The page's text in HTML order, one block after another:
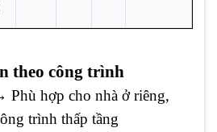
theo công trình
Phù hợp cho nhà ở riêng,
trình thấp tầng